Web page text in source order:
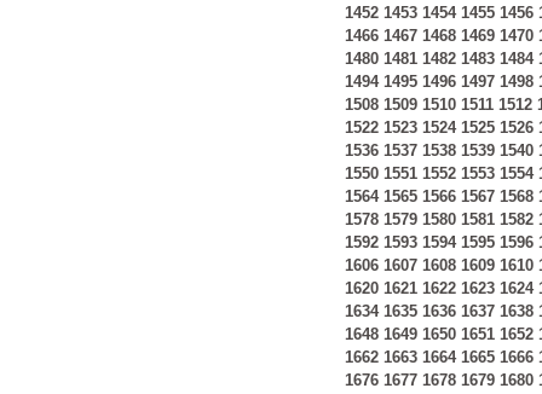
1452 1453 1454 1455 1456
1466 1467 1468 1469 1470
1480 1481 1482 1483 1484
1494 1495 1496 1497 1498
1508 1509 1510 1511 1512
1522 1523 1524 1525 1526
1536 1537 1538 1539 1540
1550 1551 1552 1553 1554
1564 1565 1566 1567 1568
1578 1579 1580 1581 1582
1592 1593 1594 1595 1596
1606 1607 1608 1609 1610
1620 1621 1622 1623 1624
1634 1635 1636 1637 1638
1648 1649 1650 1651 1652
1662 1663 1664 1665 1666
1676 1677 1678 1679 1680